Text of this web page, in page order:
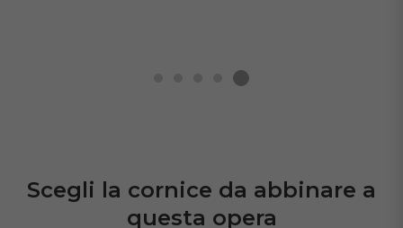
Scegli la cornice da abbinare a
questa opera